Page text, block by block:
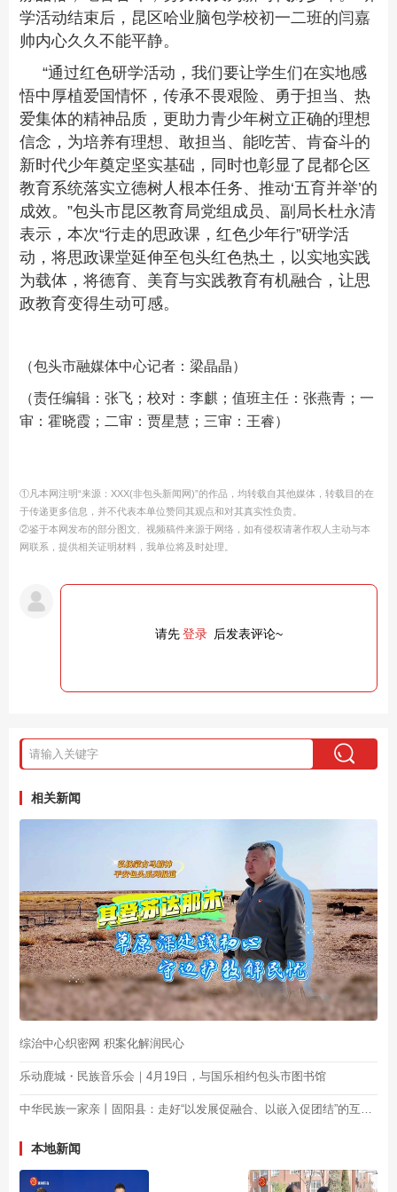
学活动结束后，昆区哈业脑包学校初一二班的闫嘉
帅内心久久不能平静。
“通过红色研学活动，我们要让学生们在实地感
悟中厚植爱国情怀，传承不畏艰险、勇于担当、热
爱集体的精神品质，更助力青少年树立正确的理想
信念，为培养有理想、敢担当、能吃苦、肯奋斗的
新时代少年奠定坚实基础，同时也彰显了昆都仑区
教育系统落实立德树人根本任务、推动‘五育并举’的
成效。”包头市昆区教育局党组成员、副局长杜永清
表示，本次“行走的思政课，红色少年行”研学活
动，将思政课堂延伸至包头红色热土，以实地实践
为载体，将德育、美育与实践教育有机融合，让思
政教育变得生动可感。
（包头市融媒体中心记者：梁晶晶）
（责任编辑：张飞；校对：李麒；值班主任：张燕青；一
审：霍晓霞；二审：贾星慧；三审：王睿）
①凡本网注明“来源：XXX(非包头新闻网)”的作品，均转载自其他媒体，转载目的在
于传递更多信息，并不代表本单位赞同其观点和对其真实性负责。
②鉴于本网发布的部分图文、视频稿件来源于网络，如有侵权请著作权人主动与本
网联系，提供相关证明材料，我单位将及时处理。
请先登录 后发表评论~
相关新闻
综治中心织密网 积案化解润民心
乐动鹿城・民族音乐会｜4月19日，与国乐相约包头市图书馆
中华民族一家亲丨固阳县：走好“以发展促融合、以嵌入促团结”的互嵌式发展之路
本地新闻